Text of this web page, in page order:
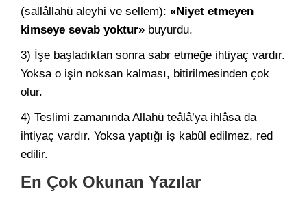
(sallâllahü aleyhi ve sellem): «Niyet etmeyen
kimseye sevab yoktur» buyurdu.
3) İşe başladıktan sonra sabr etmeğe ihtiyaç vardır.
Yoksa o işin noksan kalması, bitirilmesinden çok
olur.
4) Teslimi zamanında Allahü teâlâ’ya ihlâsa da
ihtiyaç vardır. Yoksa yaptığı iş kabûl edilmez, red
edilir.
En Çok Okunan Yazılar